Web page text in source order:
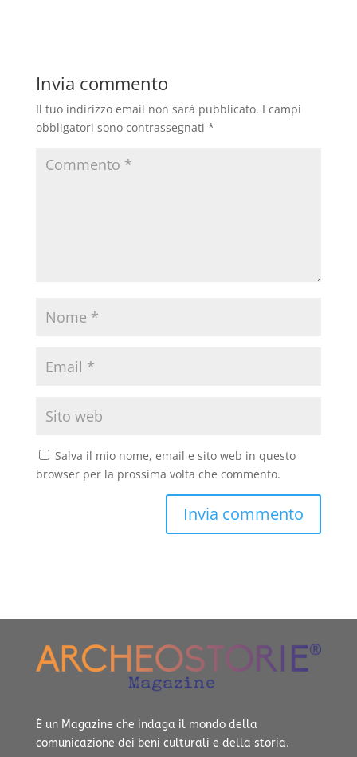
Invia commento
Il tuo indirizzo email non sarà pubblicato. I campi
obbligatori sono contrassegnati *
Salva il mio nome, email e sito web in questo
browser per la prossima volta che commento.
È un Magazine che indaga il mondo della
comunicazione dei beni culturali e della storia.